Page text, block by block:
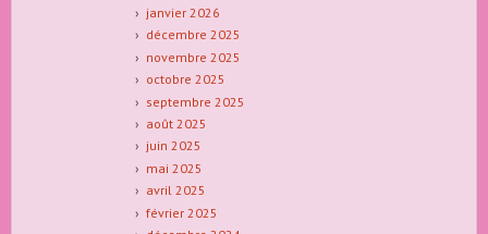
janvier 2026
décembre 2025
novembre 2025
octobre 2025
septembre 2025
août 2025
juin 2025
mai 2025
avril 2025
février 2025